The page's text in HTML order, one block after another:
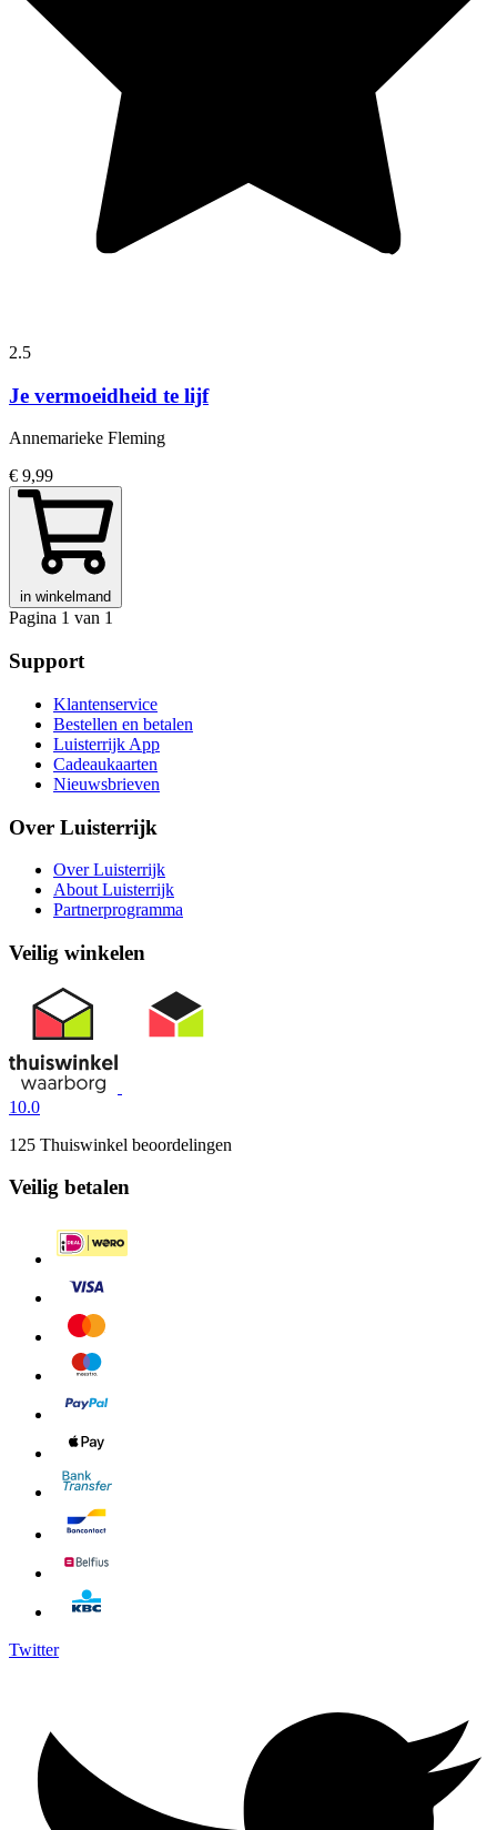
2.5
Je vermoeidheid te lijf
Annemarieke Fleming
€ 9,99
in winkelmand
Pagina 1 van 1
Support
Klantenservice
Bestellen en betalen
Luisterrijk App
Cadeaukaarten
Nieuwsbrieven
Over Luisterrijk
Over Luisterrijk
About Luisterrijk
Partnerprogramma
Veilig winkelen
10.0
125 Thuiswinkel beoordelingen
Veilig betalen
Twitter